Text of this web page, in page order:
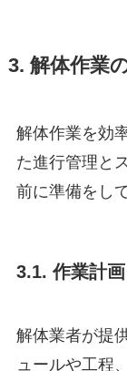
3. 解体作業
解体作業を効
た進行管理と
前に準備をし
3.1. 作業計
解体業者が提
ュールや工程